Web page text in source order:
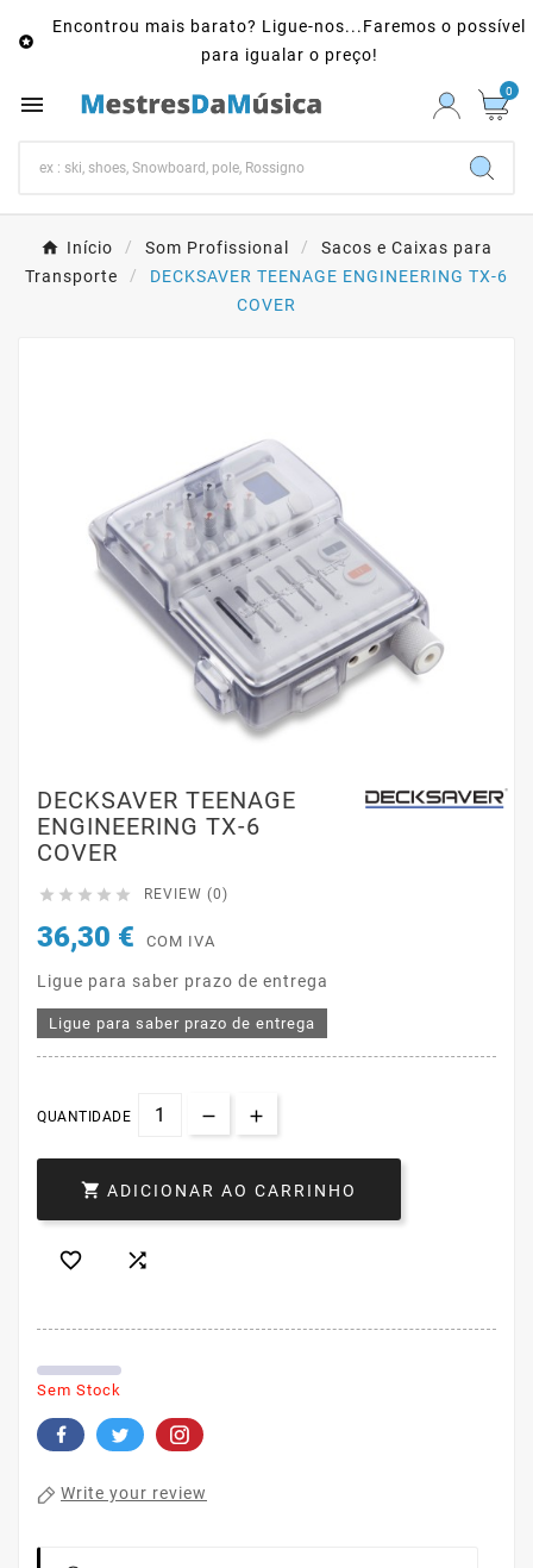

Encontrou mais barato? Ligue-nos...Faremos o possível
para igualar o preço!
 0
Início Som Profissional
Sacos e Caixas para
Transporte
DECKSAVER TEENAGE ENGINEERING TX-6
COVER
DECKSAVER TEENAGE
ENGINEERING TX-6
COVER
     REVIEW (0)
36,30 € COM IVA
Ligue para saber prazo de entrega
Ligue para saber prazo de entrega
QUANTIDADE
 ADICIONAR AO CARRINHO
 
Sem Stock
Write your review